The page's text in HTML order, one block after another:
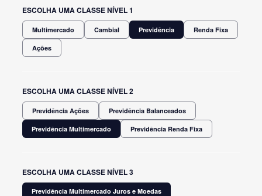
ESCOLHA UMA CLASSE NÍVEL 1
Multimercado Cambial Previdência Renda Fixa
Ações
ESCOLHA UMA CLASSE NÍVEL 2
Previdência Ações Previdência Balanceados
Previdência Multimercado Previdência Renda Fixa
ESCOLHA UMA CLASSE NÍVEL 3
Previdência Multimercado Juros e Moedas